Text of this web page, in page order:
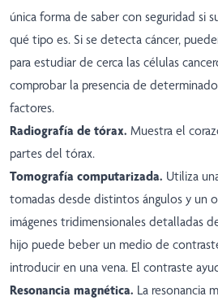
única forma de saber con seguridad si
qué tipo es. Si se detecta cáncer,
para estudiar de cerca las células
comprobar la presencia de
factores.
Radiografía de tórax. Muestra el
partes del tórax.
Tomografía computarizada. Utiliza
tomadas desde distintos ángulos y un
imágenes tridimensionales detalladas
hijo puede beber un medio de
introducir en una vena. El contraste
Resonancia magnética. La resonancia